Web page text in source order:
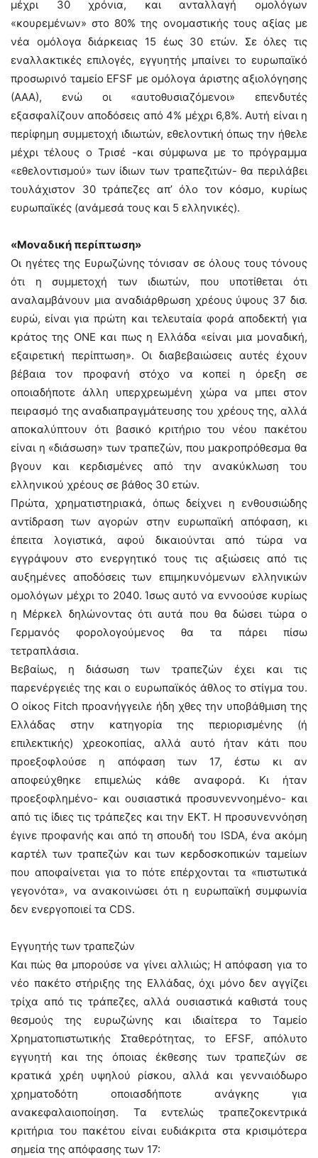
μέχρι 30 χρόνια, και ανταλλαγή ομολόγων
«κουρεμένων» στο 80% της ονομαστικής τους αξίας με
νέα ομόλογα διάρκειας 15 έως 30 ετών. Σε όλες τις
εναλλακτικές επιλογές, εγγυητής μπαίνει το ευρωπαϊκό
προσωρινό ταμείο EFSF με ομόλογα άριστης αξιολόγησης
(ΑΑΑ), ενώ οι «αυτοθυσιαζόμενοι» επενδυτές
εξασφαλίζουν αποδόσεις από 4% μέχρι 6,8%. Αυτή είναι η
περίφημη συμμετοχή ιδιωτών, εθελοντική όπως την ήθελε
μέχρι τέλους ο Τρισέ -και σύμφωνα με το πρόγραμμα
«εθελοντισμού» των ίδιων των τραπεζιτών- θα περιλάβει
τουλάχιστον 30 τράπεζες απ’ όλο τον κόσμο, κυρίως
ευρωπαϊκές (ανάμεσά τους και 5 ελληνικές).
«Μοναδική περίπτωση»
Οι ηγέτες της Ευρωζώνης τόνισαν σε όλους τους τόνους
ότι η συμμετοχή των ιδιωτών, που υποτίθεται ότι
αναλαμβάνουν μια αναδιάρθρωση χρέους ύψους 37 δισ.
ευρώ, είναι για πρώτη και τελευταία φορά αποδεκτή για
κράτος της ΟΝΕ και πως η Ελλάδα «είναι μια μοναδική,
εξαιρετική περίπτωση». Οι διαβεβαιώσεις αυτές έχουν
βέβαια τον προφανή στόχο να κοπεί η όρεξη σε
οποιαδήποτε άλλη υπερχρεωμένη χώρα να μπει στον
πειρασμό της αναδιαπραγμάτευσης του χρέους της, αλλά
αποκαλύπτουν ότι βασικό κριτήριο του νέου πακέτου
είναι η «διάσωση» των τραπεζών, που μακροπρόθεσμα θα
βγουν και κερδισμένες από την ανακύκλωση του
ελληνικού χρέους σε βάθος 30 ετών.
Πρώτα, χρηματιστηριακά, όπως δείχνει η ενθουσιώδης
αντίδραση των αγορών στην ευρωπαϊκή απόφαση, κι
έπειτα λογιστικά, αφού δικαιούνται από τώρα να
εγγράψουν στο ενεργητικό τους τις αξιώσεις από τις
αυξημένες αποδόσεις των επιμηκυνόμενων ελληνικών
ομολόγων μέχρι το 2040. Ίσως αυτό να εννοούσε κυρίως
η Μέρκελ δηλώνοντας ότι αυτά που θα δώσει τώρα ο
Γερμανός φορολογούμενος θα τα πάρει πίσω
τετραπλάσια.
Βεβαίως, η διάσωση των τραπεζών έχει και τις
παρενέργειές της και ο ευρωπαϊκός άθλος το στίγμα του.
Ο οίκος Fitch προανήγγειλε ήδη χθες την υποβάθμιση της
Ελλάδας στην κατηγορία της περιορισμένης (ή
επιλεκτικής) χρεοκοπίας, αλλά αυτό ήταν κάτι που
προεξοφλούσε η απόφαση των 17, έστω κι αν
αποφεύχθηκε επιμελώς κάθε αναφορά. Κι ήταν
προεξοφλημένο- και ουσιαστικά προσυνεννοημένο- και
από τις ίδιες τις τράπεζες και την ΕΚΤ. Η προσυνεννόηση
έγινε προφανής και από τη σπουδή του ISDA, ένα ακόμη
καρτέλ των τραπεζών και των κερδοσκοπικών ταμείων
που αποφαίνεται για το πότε επέρχονται τα «πιστωτικά
γεγονότα», να ανακοινώσει ότι η ευρωπαϊκή συμφωνία
δεν ενεργοποιεί τα CDS.
Εγγυητής των τραπεζών
Και πώς θα μπορούσε να γίνει αλλιώς; Η απόφαση για το
νέο πακέτο στήριξης της Ελλάδας, όχι μόνο δεν αγγίζει
τρίχα από τις τράπεζες, αλλά ουσιαστικά καθιστά τους
θεσμούς της ευρωζώνης και ιδιαίτερα το Ταμείο
Χρηματοπιστωτικής Σταθερότητας, το EFSF, απόλυτο
εγγυητή και της όποιας έκθεσης των τραπεζών σε
κρατικά χρέη υψηλού ρίσκου, αλλά και γενναιόδωρο
χρηματοδότη οποιασδήποτε ανάγκης για
ανακεφαλαιοποίηση. Τα εντελώς τραπεζοκεντρικά
κριτήρια του πακέτου είναι ευδιάκριτα στα κρισιμότερα
σημεία της απόφασης των 17: